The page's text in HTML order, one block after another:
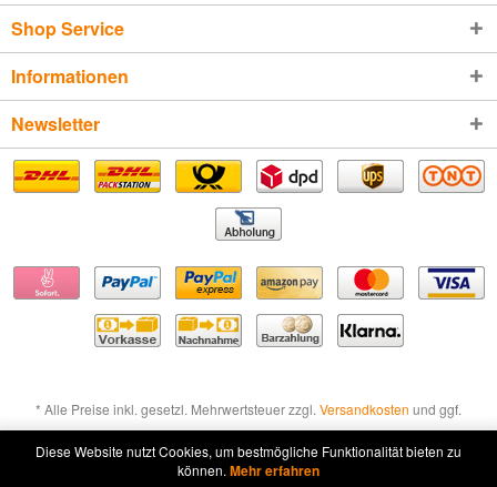
Shop Service
Informationen
Newsletter
* Alle Preise inkl. gesetzl. Mehrwertsteuer zzgl. Versandkosten und ggf.
Nachnahmegebühren, wenn nicht anders beschrieben
Widerruf erklären
Diese Website nutzt Cookies, um bestmögliche Funktionalität bieten zu
können. Mehr erfahren